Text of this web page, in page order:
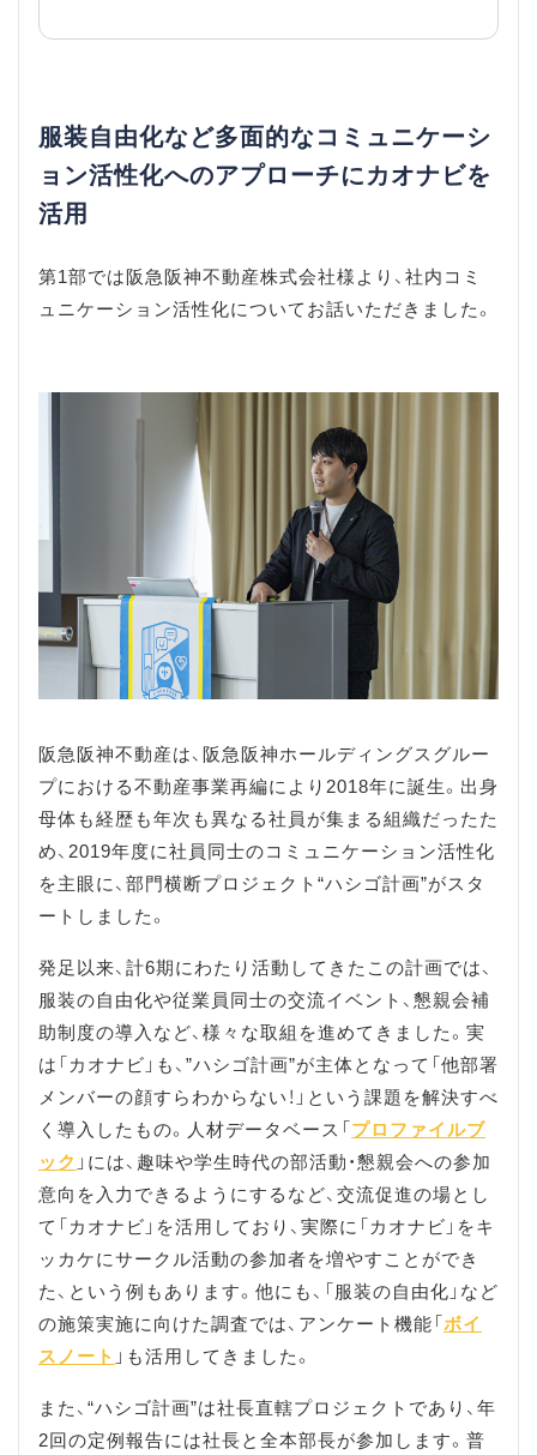
服装自由化など多面的なコミュニケーシ
ョン活性化へのアプローチにカオナビを
活用
第1部では阪急阪神不動産株式会社様より、社内コミ
ュニケーション活性化についてお話いただきました。
阪急阪神不動産は、阪急阪神ホールディングスグルー
プにおける不動産事業再編により2018年に誕生。出身
母体も経歴も年次も異なる社員が集まる組織だったた
め、2019年度に社員同士のコミュニケーション活性化
を主眼に、部門横断プロジェクト“ハシゴ計画”がスタ
ートしました。
発足以来、計6期にわたり活動してきたこの計画では、
服装の自由化や従業員同士の交流イベント、懇親会補
助制度の導入など、様々な取組を進めてきました。実
は「カオナビ」も、”ハシゴ計画”が主体となって「他部署
メンバーの顔すらわからない！」という課題を解決すべ
く導入したもの。人材データベース「プロファイルブ
ック」には、趣味や学生時代の部活動・懇親会への参加
意向を入力できるようにするなど、交流促進の場とし
て「カオナビ」を活用しており、実際に「カオナビ」をキ
ッカケにサークル活動の参加者を増やすことができ
た、という例もあります。他にも、「服装の自由化」など
の施策実施に向けた調査では、アンケート機能「ボイ
スノート」も活用してきました。
また、“ハシゴ計画”は社長直轄プロジェクトであり、年
2回の定例報告には社長と全本部長が参加します。普